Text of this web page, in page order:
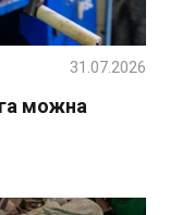
можна
31.07.2026